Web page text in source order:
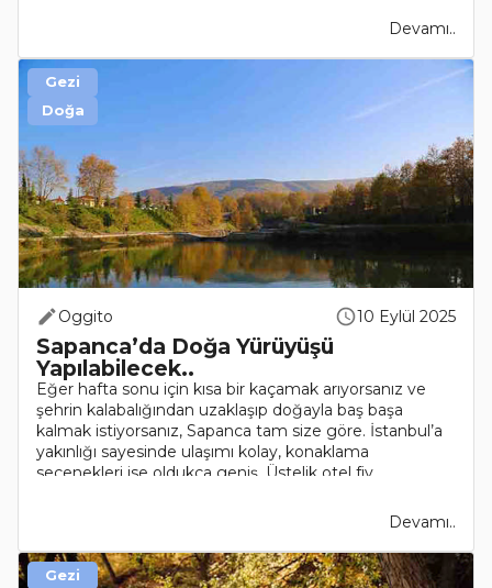
Devamı..
Oggito 10 Eylül 2025
Sapanca’da Doğa Yürüyüşü
Yapılabilecek..
Eğer hafta sonu için kısa bir kaçamak arıyorsanız ve
şehrin kalabalığından uzaklaşıp doğayla baş başa
kalmak istiyorsanız, Sapanca tam size göre. İstanbul’a
yakınlığı sayesinde ulaşımı kolay, konaklama
seçenekleri ise oldukça geniş. Üstelik otel fiy..
Devamı..
Gezi
Doğa
Gezi